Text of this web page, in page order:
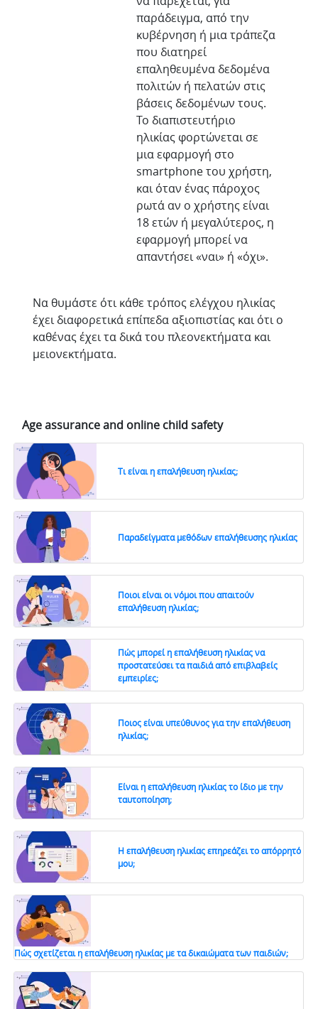
παράδειγμα, από την
κυβέρνηση ή μια τράπεζα
που διατηρεί
επαληθευμένα δεδομένα
πολιτών ή πελατών στις
βάσεις δεδομένων τους.
Το διαπιστευτήριο
ηλικίας φορτώνεται σε
μια εφαρμογή στο
smartphone του χρήστη,
και όταν ένας πάροχος
ρωτά αν ο χρήστης είναι
18 ετών ή μεγαλύτερος, η
εφαρμογή μπορεί να
απαντήσει «ναι» ή «όχι».
Να θυμάστε ότι κάθε τρόπος ελέγχου ηλικίας
έχει διαφορετικά επίπεδα αξιοπιστίας και ότι ο
καθένας έχει τα δικά του πλεονεκτήματα και
μειονεκτήματα.
Age assurance and online child safety
Τι είναι η επαλήθευση ηλικίας;
Παραδείγματα μεθόδων επαλήθευσης ηλικίας
Ποιοι είναι οι νόμοι που απαιτούν
επαλήθευση ηλικίας;
Πώς μπορεί η επαλήθευση ηλικίας να
προστατεύσει τα παιδιά από επιβλαβείς
εμπειρίες;
Ποιος είναι υπεύθυνος για την επαλήθευση
ηλικίας;
Είναι η επαλήθευση ηλικίας το ίδιο με την
ταυτοποίηση;
Η επαλήθευση ηλικίας επηρεάζει το απόρρητό
μου;
Πώς σχετίζεται η επαλήθευση ηλικίας με τα δικαιώματα των παιδιών;